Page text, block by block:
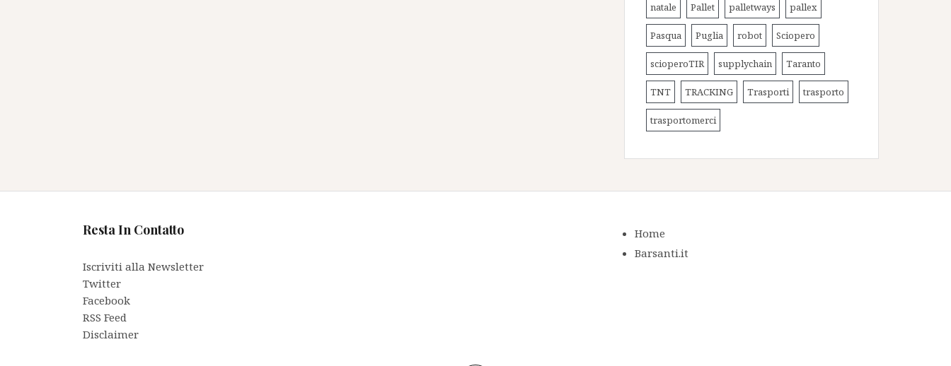
natale Pallet palletways pallex
Pasqua Puglia robot Sciopero
scioperoTIR supplychain Taranto
TNT TRACKING Trasporti trasporto
trasportomerci
Resta In Contatto
Iscriviti alla Newsletter
Twitter
Facebook
RSS Feed
Disclaimer
Home
Barsanti.it